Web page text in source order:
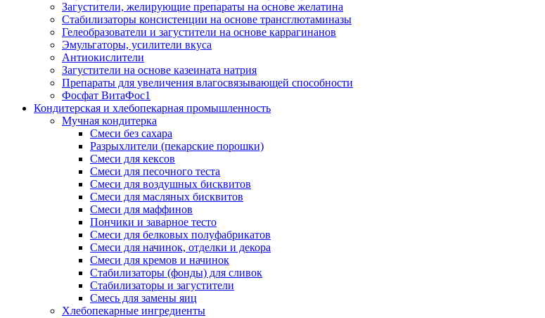
Загустители, желирующие препараты на основе желатина
Стабилизаторы консистенции на основе трансглютаминазы
Гелеобразователи и загустители на основе каррагинанов
Эмульгаторы, усилители вкуса
Антиокислители
Загустители на основе казеината натрия
Препараты для увеличения влагосвязывающей способности
Фосфат ВитаФос1
Кондитерская и хлебопекарная промышленность
Мучная кондитерка
Смеси без сахара
Разрыхлители (пекарские порошки)
Смеси для кексов
Смеси для песочного теста
Смеси для воздушных бисквитов
Смеси для масляных бисквитов
Смеси для маффинов
Пончики и заварное тесто
Cмеси для белковых полуфабрикатов
Смеси для начинок, отделки и декора
Смеси для кремов и начинок
Стабилизаторы (фонды) для сливок
Стабилизаторы и загустители
Смесь для замены яиц
Хлебопекарные ингредиенты